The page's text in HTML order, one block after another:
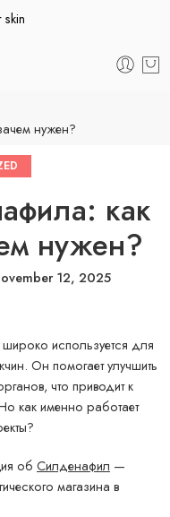
нужен?
как
нужен?
12, 2025
используется для
Он помогает улучшить
что приводит к
как именно работает
об Силденафил —
магазина в